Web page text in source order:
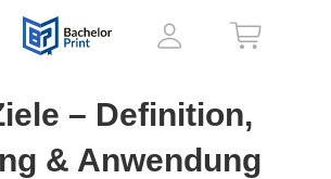
– Definition,
& Anwendung